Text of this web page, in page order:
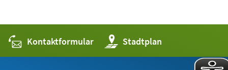
Kontaktformular Stadtplan
(Öffnet
in
einem